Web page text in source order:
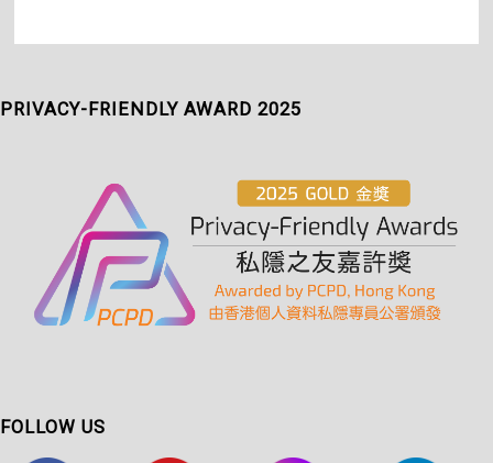
PRIVACY-FRIENDLY AWARD 2025
FOLLOW US